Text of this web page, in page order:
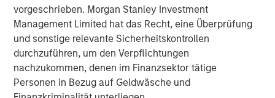
vorgeschrieben. Morgan Stanley Investment
Management Limited hat das Recht, eine Überprüfung
und sonstige relevante Sicherheitskontrollen
durchzuführen, um den Verpflichtungen
nachzukommen, denen im Finanzsektor tätige
Personen in Bezug auf Geldwäsche und
UNITED STATES
Coming in Hot — Strong Nominal Growth, Fiscal
Expansion, Monetary Easing and a Steepening Curve
The U.S. enters 2026 withexceptionally strong macro
momentum. High-frequency indicators such as GDPNow